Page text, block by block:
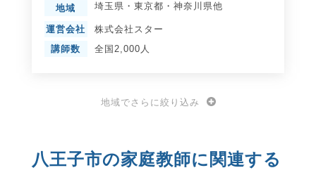
地域 埼玉県 ・ 東京都 ・ 神奈川県他
運営会社
株式会社スター
講師数
全国2,000人
地域でさらに絞り込み
八王子市の家庭教師に関連する